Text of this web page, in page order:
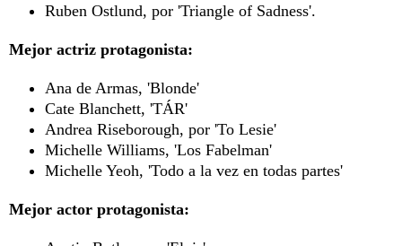
Ruben Ostlund, por 'Triangle of Sadness'.
Mejor actriz protagonista:
Ana de Armas, 'Blonde'
Cate Blanchett, 'TÁR'
Andrea Riseborough, por 'To Lesie'
Michelle Williams, 'Los Fabelman'
Michelle Yeoh, 'Todo a la vez en todas partes'
Mejor actor protagonista: